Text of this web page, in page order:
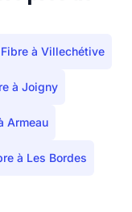
Fibre à Villechétive
à Joigny
Armeau
à Les Bordes